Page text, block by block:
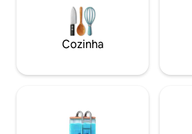
minutes en voiture vous êtes sur le lac
de Montargil.
Cozinha